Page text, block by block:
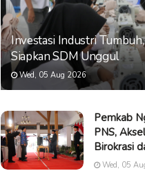
Investasi Industri
Siapkan SDM Unggul
Wed, 05 Aug 2026
Pemkab
PNS,
Birokrasi
Wed, 05